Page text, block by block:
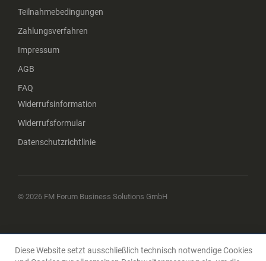
Teilnahmebedingungen
Zahlungsverfahren
Impressum
AGB
FAQ
Widerrufsinformation
Widerrufsformular
Datenschutzrichtlinie
© 2026 FM Forum Business Solutions GmbH
Diese Website setzt ausschließlich technisch notwendige Cookies